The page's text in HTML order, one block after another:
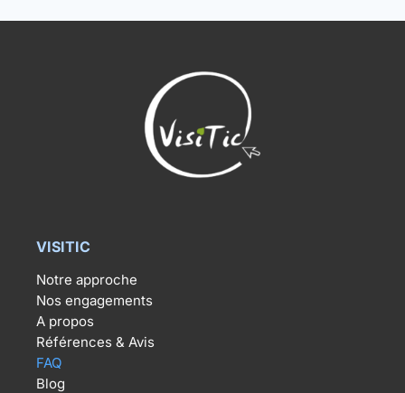
VISITIC
Notre approche
Nos engagements
A propos
Références & Avis
FAQ
Blog